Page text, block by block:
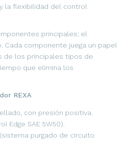
la flexibilidad del control
principales: el
componente juega un papel
de los principales tipos de
que elimina los
REXA
con presión positiva.
Edge SAE 5W50).
purgado de circuito